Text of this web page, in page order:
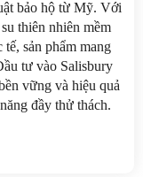
bảo hộ từ Mỹ. Với
thiên nhiên mềm
sản phẩm mang
tư vào Salisbury
vững và hiệu quả
đầy thử thách.